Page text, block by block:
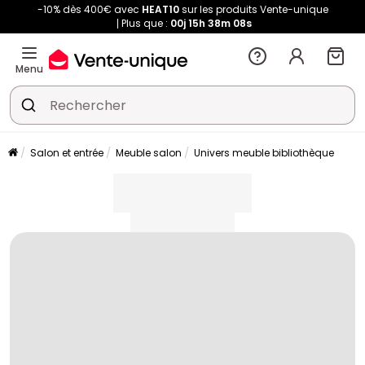
-10% dès 400€ avec HEAT10sur les produits Vente-unique
Plus que : 00j 15h 38m 08s
Menu
Salon et entrée Meuble salon Univers meuble bibliothèque